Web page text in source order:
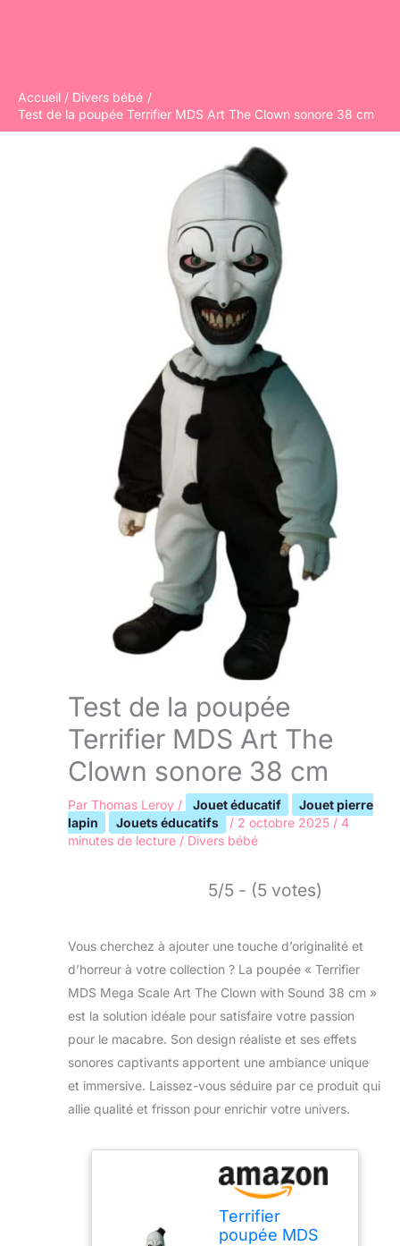
Accueil
Divers bébé
Test de la poupée Terrifier MDS Art The Clown sonore 38 cm
Test de la poupée
Terrifier MDS Art The
Clown sonore 38 cm
Par Thomas Leroy / Jouet éducatif
Jouet pierre
lapin
Jouets éducatifs / 2 octobre 2025 / 4
minutes de lecture / Divers bébé
5/5 - (5 votes)
Vous cherchez à ajouter une touche d’originalité et
d’horreur à votre collection ? La poupée « Terrifier
MDS Mega Scale Art The Clown with Sound 38 cm »
est la solution idéale pour satisfaire votre passion
pour le macabre. Son design réaliste et ses effets
sonores captivants apportent une ambiance unique
et immersive. Laissez-vous séduire par ce produit qui
allie qualité et frisson pour enrichir votre univers.
Terrifier
poupée MDS